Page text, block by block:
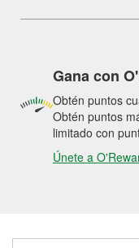
Gana con
Obtén puntos
Obtén puntos
limitado con
Únete a